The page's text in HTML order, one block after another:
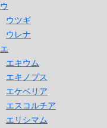
ウ
ウツギ
ウレナ
エ
エキウム
エキノプス
エケベリア
エスコルチア
エリシマム